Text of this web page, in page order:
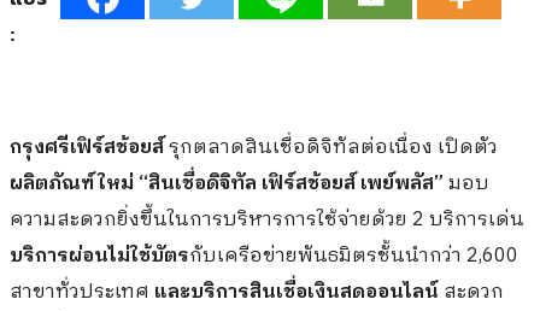
:
กรุงศรีเฟิร์สช้อยส์รุกตลาดสินเชื่อดิจิทัลต่อเนื่อง เปิดตัว
ผลิตภัณฑ์ใหม่ “สินเชื่อดิจิทัล เฟิร์สช้อยส์ เพย์พลัส”มอบ
ความสะดวกยิ่งขึ้นในการบริหารการใช้จ่ายด้วย 2 บริการเด่น
บริการผ่อนไม่ใช้บัตรกับเครือข่ายพันธมิตรชั้นนำกว่า 2,600
สาขาทั่วประเทศ และบริการสินเชื่อเงินสดออนไลน์สะดวก